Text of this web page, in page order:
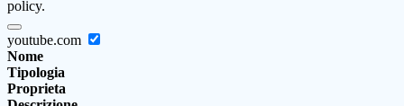
policy.
youtube.com
Nome
Tipologia
Proprieta